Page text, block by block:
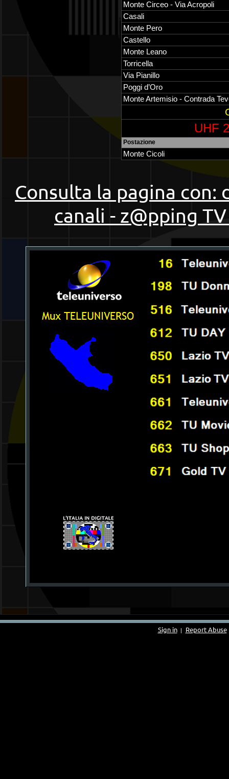
Monte Circeo - Via Acropoli
Casali
Monte Pero
Castello
Monte Leano
Torricella
Via Pianillo
Poggi d’Oro
Monte Artemisio - Contrada
UHF
Postazione
Monte Cicoli
Consulta la pagina
canali - z@pping
Sign in | Report Abuse